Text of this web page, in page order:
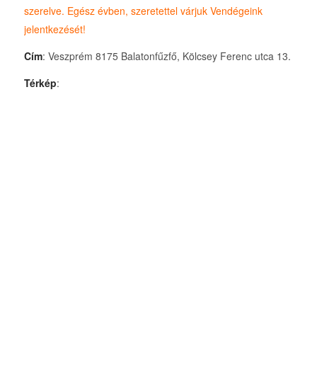
szerelve. Egész évben, szeretettel várjuk Vendégeink
jelentkezését!
Cím: Veszprém 8175 Balatonfűzfő, Kölcsey Ferenc utca 13.
Térkép: